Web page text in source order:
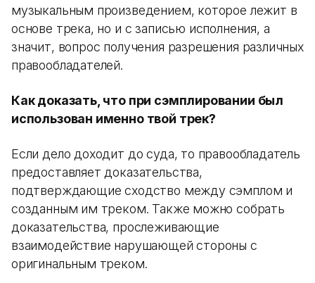
музыкальным произведением, которое лежит в
основе трека, но и с записью исполнения, а
значит, вопрос получения разрешения различных
правообладателей.
Как доказать, что при сэмплировании был
использован именно твой трек?
Если дело доходит до суда, то правообладатель
предоставляет доказательства,
подтверждающие сходство между сэмплом и
созданным им треком. Также можно собрать
доказательства, прослеживающие
взаимодействие нарушающей стороны с
оригинальным треком.